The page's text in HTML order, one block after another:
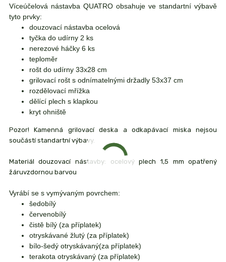
Víceúčelová nástavba QUATRO obsahuje ve standartní výbavě
tyto prvky:
douzovací nástavba ocelová
tyčka do udírny 2 ks
nerezové háčky 6 ks
teploměr
rošt do udírny 33x28 cm
grilovací rošt s odnímatelnými držadly 53x37 cm
rozdělovací mřížka
dělící plech s klapkou
kryt ohniště
Pozor! Kamenná grilovací deska a odkapávací miska nejsou
součástí standartní výbavy.
Materiál douzovací nástavby: ocelový plech 1,5 mm opatřený
žáruvzdornou barvou
Vyrábí se s vymývaným povrchem:
šedobílý
červenobílý
čistě bílý (za příplatek)
otryskávané žlutý (za příplatek)
bílo-šedý otryskávaný(za příplatek)
terakota otryskávaný (za příplatek)